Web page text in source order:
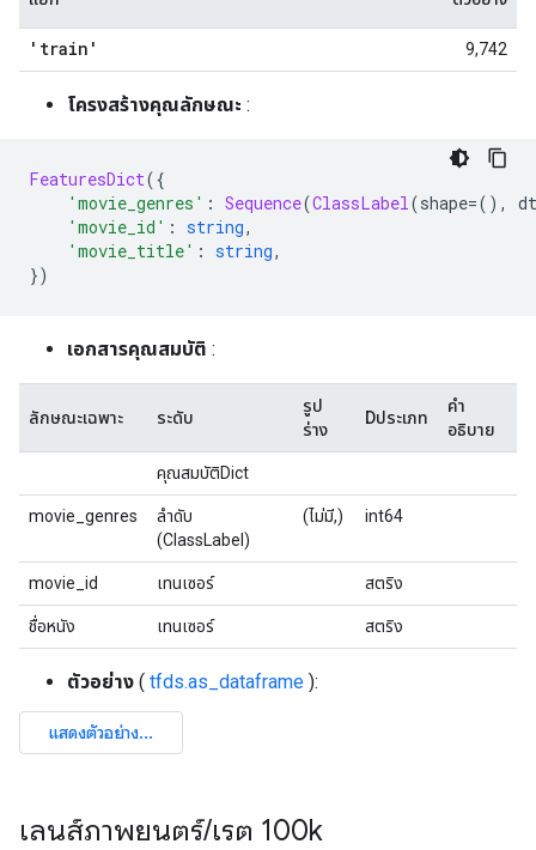
'train' 9,742
โครงสร้างคุณลักษณะ :
FeaturesDict({
'movie_genres' : Sequence(ClassLabel(shape=(),
'movie_id' : string,
'movie_title' : string,
})
เอกสารคุณสมบัติ :
ลักษณะเฉพาะ ระดับ
รูป
ร่าง
Dประเภท
คำ
อธิบาย
คุณสมบัติDict
movie_genres
ลำดับ
(ClassLabel)
(ไม่มี,) int64
movie_id เทนเซอร์ สตริง
ชื่อหนัง เทนเซอร์ สตริง
ตัวอย่าง ( tfds.as_dataframe ):
เลนส์ภาพยนตร์/เรต 100k